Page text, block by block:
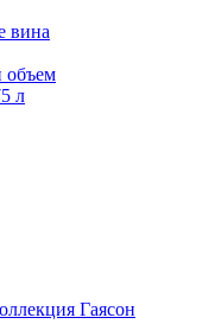
вина
объем
л
Гаясон